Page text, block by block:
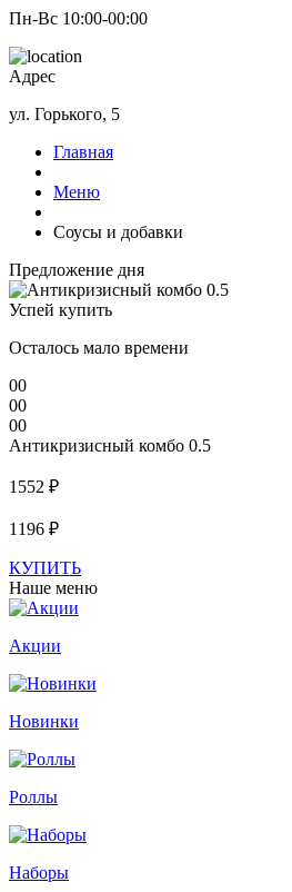
Пн-Вс 10:00-00:00
Адрес
ул. Горького, 5
Главная
Меню
Соусы и добавки
Предложение дня
Успей купить
Осталось мало времени
00
00
00
Антикризисный комбо 0.5
1552 ₽
1196 ₽
КУПИТЬ
Наше меню
Акции
Новинки
Роллы
Наборы